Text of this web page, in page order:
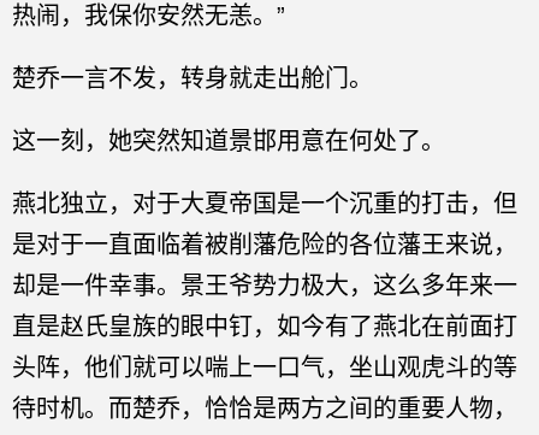
热闹，我保你安然无恙。”
楚乔一言不发，转身就走出舱门。
这一刻，她突然知道景邯用意在何处了。
燕北独立，对于大夏帝国是一个沉重的打击，但
是对于一直面临着被削藩危险的各位藩王来说，
却是一件幸事。景王爷势力极大，这么多年来一
直是赵氏皇族的眼中钉，如今有了燕北在前面打
头阵，他们就可以喘上一口气，坐山观虎斗的等
待时机。而楚乔，恰恰是两方之间的重要人物，